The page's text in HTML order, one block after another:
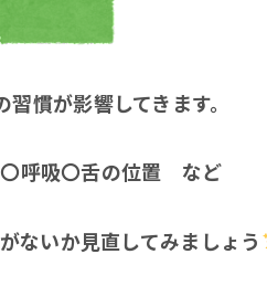
慣が影響してきます。
〇呼吸〇舌の位置 など
ないか見直してみましょう